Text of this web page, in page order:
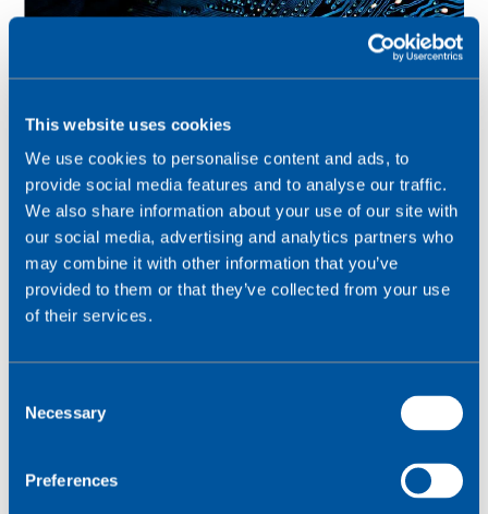
This website uses cookies
We use cookies to personalise content and ads, to
provide social media features and to analyse our traffic.
We also share information about your use of our site with
our social media, advertising and analytics partners who
may combine it with other information that you’ve
provided to them or that they’ve collected from your use
of their services.
Necessary
Preferences
#3 Tekort aan IoT-
vaardigheden stimuleert
de vraag naar low-code